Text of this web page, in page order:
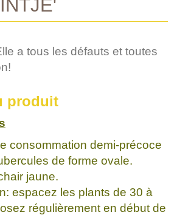
a tous les défauts et toutes
produit
consommation demi-précoce
de forme ovale.
jaune.
espacez les plants de 30 à
régulièrement en début de